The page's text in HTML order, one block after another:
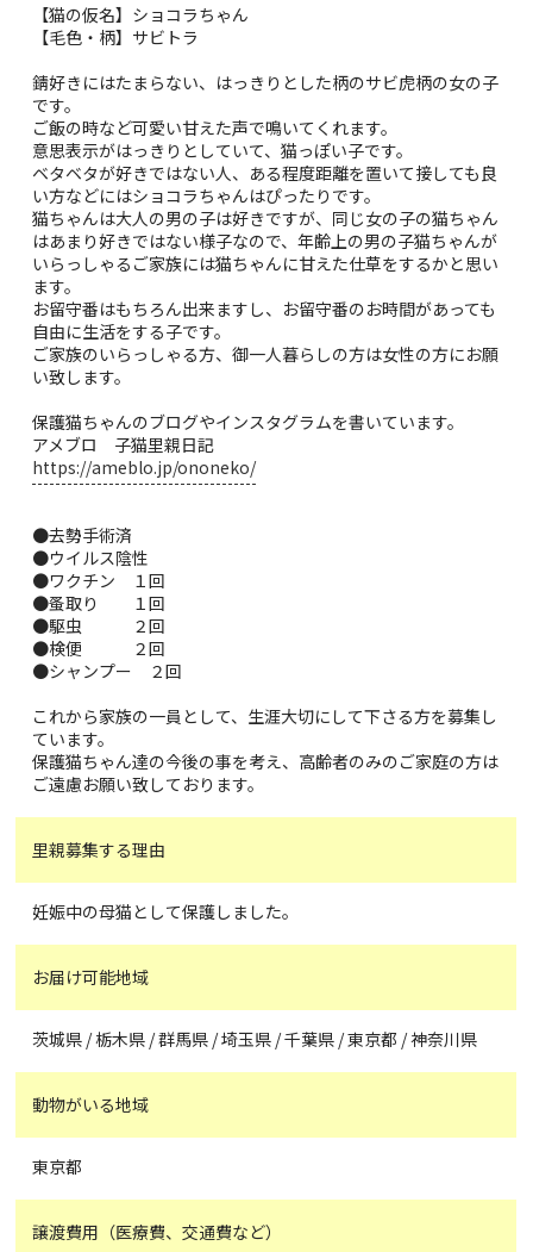
【猫の仮名】ショコラちゃん
【毛色・柄】サビトラ
錆好きにはたまらない、はっきりとした柄のサビ虎柄の女の子
です。
ご飯の時など可愛い甘えた声で鳴いてくれます。
意思表示がはっきりとしていて、猫っぽい子です。
ベタベタが好きではない人、ある程度距離を置いて接しても良
い方などにはショコラちゃんはぴったりです。
猫ちゃんは大人の男の子は好きですが、同じ女の子の猫ちゃん
はあまり好きではない様子なので、年齢上の男の子猫ちゃんが
いらっしゃるご家族には猫ちゃんに甘えた仕草をするかと思い
ます。
お留守番はもちろん出来ますし、お留守番のお時間があっても
自由に生活をする子です。
ご家族のいらっしゃる方、御一人暮らしの方は女性の方にお願
い致します。
保護猫ちゃんのブログやインスタグラムを書いています。
アメブロ 子猫里親日記
https://ameblo.jp/ononeko/
●去勢手術済
●ウイルス陰性
●ワクチン １回
●蚤取り １回
●駆虫 ２回
●検便 ２回
●シャンプー ２回
これから家族の一員として、生涯大切にして下さる方を募集し
ています。
保護猫ちゃん達の今後の事を考え、高齢者のみのご家庭の方は
ご遠慮お願い致しております。
里親募集する理由
妊娠中の母猫として保護しました。
お届け可能地域
茨城県 / 栃木県 / 群馬県 / 埼玉県 / 千葉県 / 東京都 / 神奈川県
動物がいる地域
東京都
譲渡費用（医療費、交通費など）